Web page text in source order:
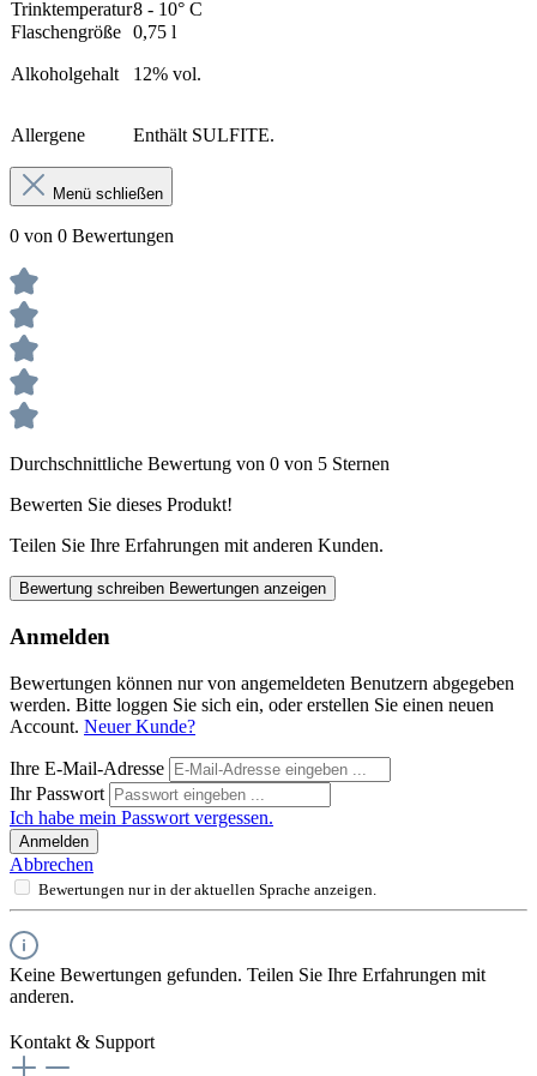
Trinktemperatur8 - 10° C
Flaschengröße 0,75 l
Alkoholgehalt 12% vol.
Allergene Enthält SULFITE.
Menü schließen
0 von 0 Bewertungen
Durchschnittliche Bewertung von 0 von 5 Sternen
Bewerten Sie dieses Produkt!
Teilen Sie Ihre Erfahrungen mit anderen Kunden.
Bewertung schreiben Bewertungen anzeigen
Anmelden
Bewertungen können nur von angemeldeten Benutzern abgegeben
werden. Bitte loggen Sie sich ein, oder erstellen Sie einen neuen
Account. Neuer Kunde?
Ihre E-Mail-Adresse
Ihr Passwort
Ich habe mein Passwort vergessen.
Anmelden
Abbrechen
Bewertungen nur in der aktuellen Sprache anzeigen.
Keine Bewertungen gefunden. Teilen Sie Ihre Erfahrungen mit
anderen.
Kontakt & Support